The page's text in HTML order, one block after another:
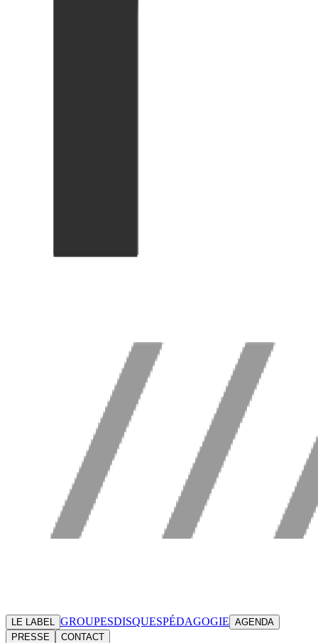
LE LABEL GROUPESDISQUESPÉDAGOGIE AGENDA
PRESSE
CONTACT